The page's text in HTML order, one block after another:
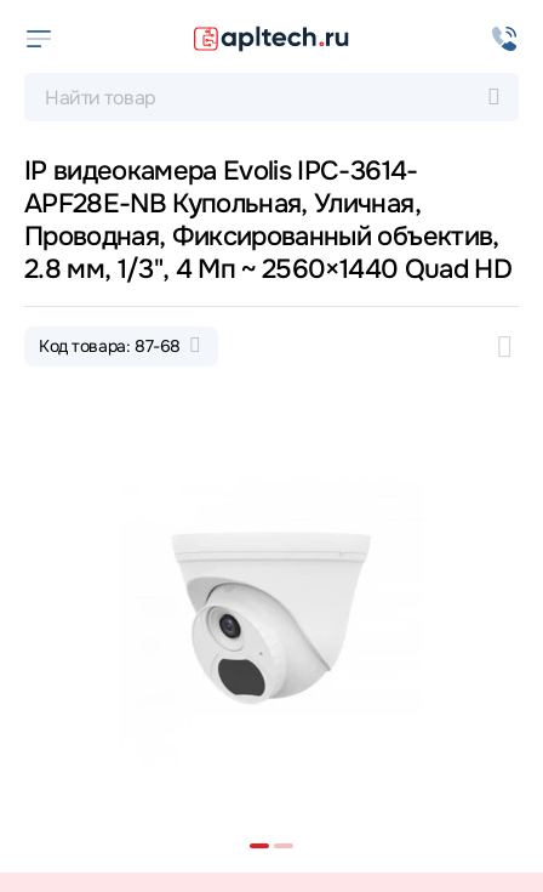
IP видеокамера Evolis IPC-3614-
APF28E-NB Купольная, Уличная,
Проводная, Фиксированный объектив,
2.8 мм, 1/3", 4 Мп ~ 2560×1440 Quad HD
Код товара: 87-68